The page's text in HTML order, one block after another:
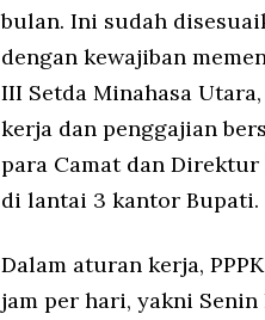
bulan. Ini sudah
dengan kewajiban
III Setda Minahasa
kerja dan penggajian
para Camat dan Direktur
di lantai 3 kantor Bupati.
Dalam aturan kerja,
jam per hari, yakni Senin